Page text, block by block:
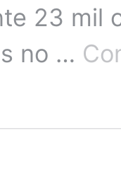
23 mil
no …